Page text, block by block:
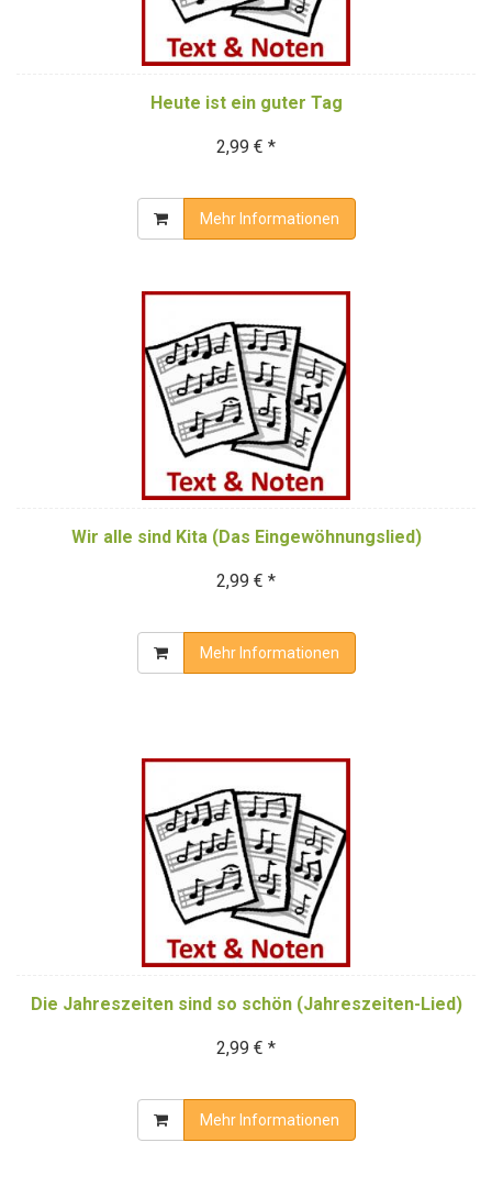
Heute ist ein guter Tag
2,99 € *
Mehr Informationen
Wir alle sind Kita (Das Eingewöhnungslied)
2,99 € *
Mehr Informationen
Die Jahreszeiten sind so schön (Jahreszeiten-Lied)
2,99 € *
Mehr Informationen